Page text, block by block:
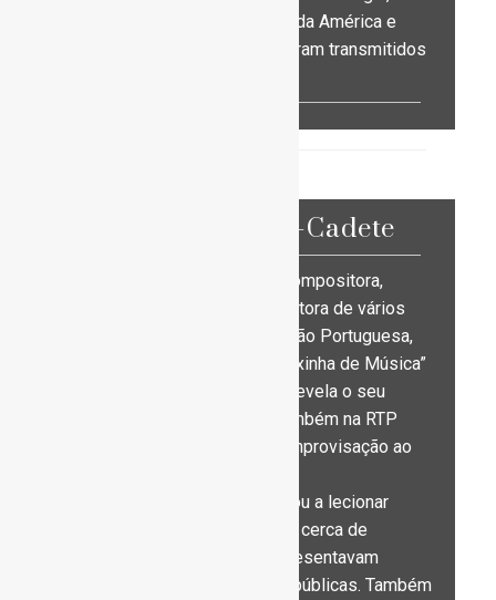
Roménia e Estados Unidos da América e
muitos dos seus recitais foram transmitidos
Leonor Leitão-Cadete
Para além de intérprete e compositora,
Leonor Leitão-Cadete foi autora de vários
programas na Rádio Televisão Portuguesa,
“Os jovens e a música”, “Caixinha de Música”
e “Folhas Soltas”, onde se revela o seu
talento como pedagoga. Também na RTP
realizou 32 programas de improvisação ao
Foi em Alpiarça que começou a lecionar
piano aos dezanove anos, a cerca de
quarenta alunos, que se apresentavam
regularmente em audições públicas. Também